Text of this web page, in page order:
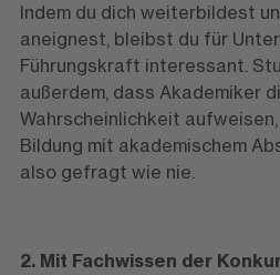
Indem du dich weiterbildest
aneignest, bleibst du für
Führungskraft interessant.
außerdem, dass Akademiker
Wahrscheinlichkeit
Bildung mit akademischem
also gefragt wie nie.
2. Mit Fachwissen der